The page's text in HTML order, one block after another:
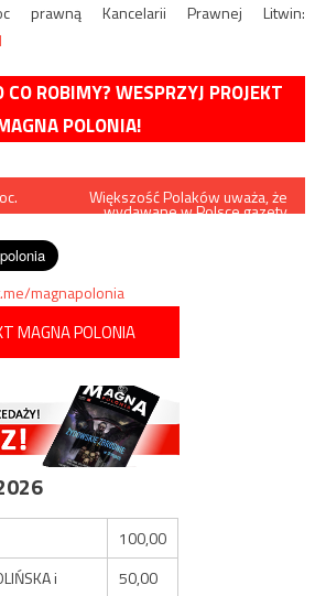
prawną Kancelarii Prawnej Litwin:
ROBIMY? WESPRZYJ PROJEKT
POLONIA!
Większość Polaków uważa, że
wydawane w Polsce gazety
magnapolonia
MAGNA POLONIA
100,00
i
50,00